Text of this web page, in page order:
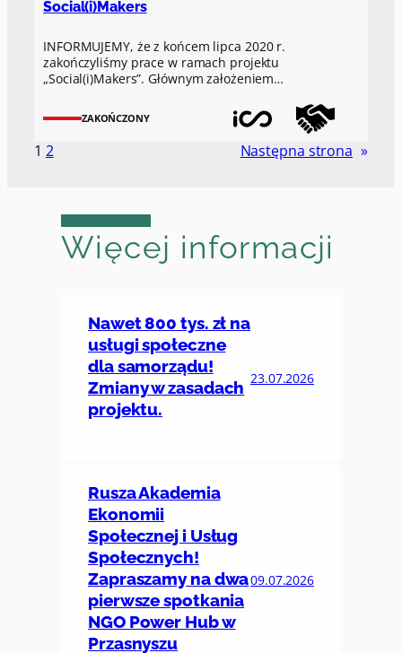
Social(i)Makers
INFORMUJEMY, że z końcem lipca 2020 r.
zakończyliśmy prace w ramach projektu
„Social(i)Makers”. Głównym założeniem…
ZAKOŃCZONY
1 2 Następna strona »
Więcej informacji
Nawet 800 tys. zł na
usługi społeczne
dla samorządu!
Zmiany w zasadach
projektu.
23.07.2026
Rusza Akademia
Ekonomii
Społecznej i Usług
Społecznych!
Zapraszamy na dwa
pierwsze spotkania
NGO Power Hub w
Przasnyszu
09.07.2026